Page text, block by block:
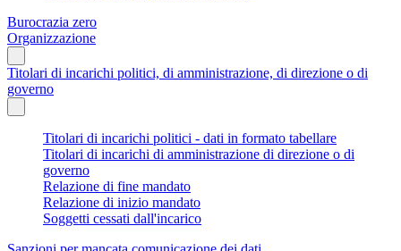
Burocrazia zero
Organizzazione
Titolari di incarichi politici, di amministrazione, di direzione o di
governo
Titolari di incarichi politici - dati in formato tabellare
Titolari di incarichi di amministrazione di direzione o di
governo
Relazione di fine mandato
Relazione di inizio mandato
Soggetti cessati dall'incarico